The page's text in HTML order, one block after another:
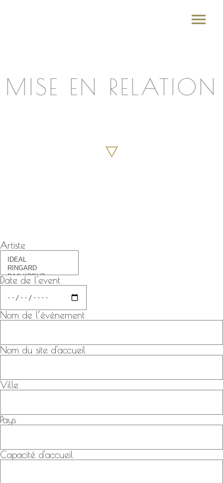
MISE EN RELATION
Artiste
Date de l'event
Nom de l’événement
Nom du site d'accueil
Ville
Pays
Capacité d'accueil